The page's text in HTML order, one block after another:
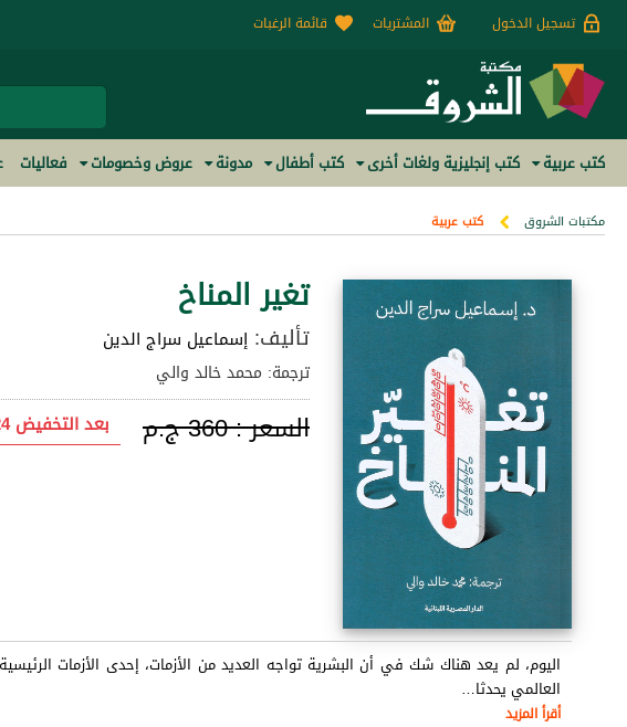
تسجيل الدخول المشتريات قائمة الرغبات
كتب عربية كتب إنجليزية ولغات أخرى كتب أطفال مدونة عروض وخصومات فعاليات
مكتبات الشروق كتب عربية
تغير المناخ
تأليف: إسماعيل سراج الدين
ترجمة: محمد خالد والي
السعر :360 ج.م بعد التخفيض
اليوم، لم يعد هناك شك في أن البشرية تواجه العديد من الأزمات، إحدى الأزمات
العالمي يحدثا…
أقرأ المزيد